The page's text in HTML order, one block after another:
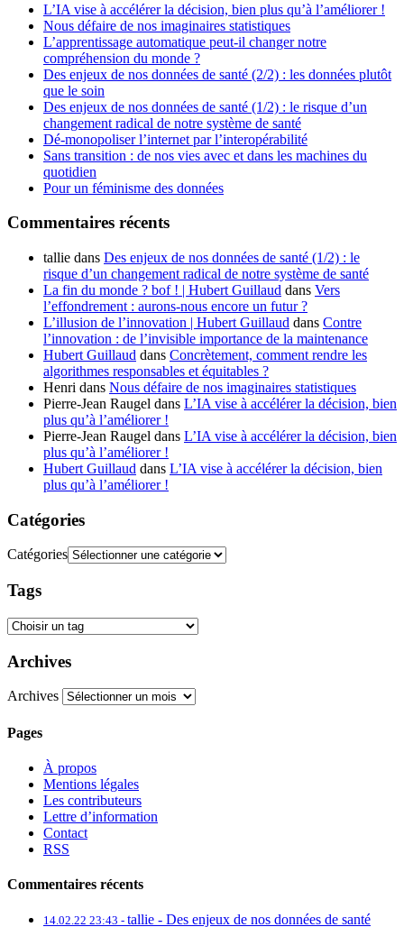
L’IA vise à accélérer la décision, bien plus qu’à l’améliorer !
Nous défaire de nos imaginaires statistiques
L’apprentissage automatique peut-il changer notre
compréhension du monde ?
Des enjeux de nos données de santé (2/2) : les données plutôt
que le soin
Des enjeux de nos données de santé (1/2) : le risque d’un
changement radical de notre système de santé
Dé-monopoliser l’internet par l’interopérabilité
Sans transition : de nos vies avec et dans les machines du
quotidien
Pour un féminisme des données
Commentaires récents
tallie dans Des enjeux de nos données de santé (1/2) : le
risque d’un changement radical de notre système de santé
La fin du monde ? bof ! | Hubert Guillaud dans Vers
l’effondrement : aurons-nous encore un futur ?
L’illusion de l’innovation | Hubert Guillaud dans Contre
l’innovation : de l’invisible importance de la maintenance
Hubert Guillaud dans Concrètement, comment rendre les
algorithmes responsables et équitables ?
Henri dans Nous défaire de nos imaginaires statistiques
Pierre-Jean Raugel dans L’IA vise à accélérer la décision, bien
plus qu’à l’améliorer !
Pierre-Jean Raugel dans L’IA vise à accélérer la décision, bien
plus qu’à l’améliorer !
Hubert Guillaud dans L’IA vise à accélérer la décision, bien
plus qu’à l’améliorer !
Catégories
Catégories
Tags
Archives
Archives
Pages
À propos
Mentions légales
Les contributeurs
Lettre d’information
Contact
RSS
Commentaires récents
14.02.22 23:43 - tallie - Des enjeux de nos données de santé